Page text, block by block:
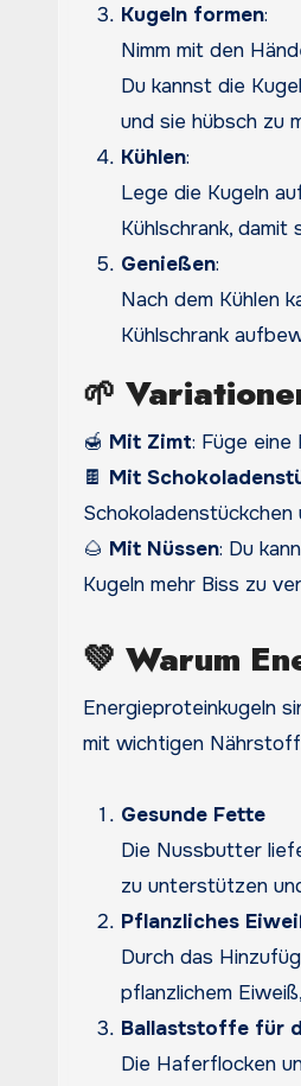
Kugeln formen:
Nimm mit den
Du kannst die
und sie hübsch zu
Kühlen:
Lege die Kugeln
Kühlschrank,
Genießen:
Nach dem Kühlen
Kühlschrank
🌱
🍯 Mit Zimt: Füge eine
🍫 Mit
🌰 Mit Nüssen: Du
Kugeln mehr Biss zu
💚 Warum
Energieproteinkugeln
mit wichtigen
Gesunde Fette
Die Nussbutter
zu unterstützen
Pflanzliches
Durch das
pflanzlichem
Ballaststoffe für
Die Haferflocken